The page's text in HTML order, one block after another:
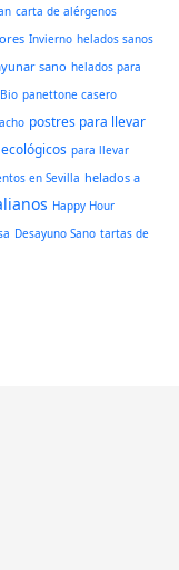
carta de alérgenos
Invierno helados sanos
sano helados para
panettone casero
postres para llevar
para llevar
en Sevilla helados a
Happy Hour
Desayuno Sano tartas de